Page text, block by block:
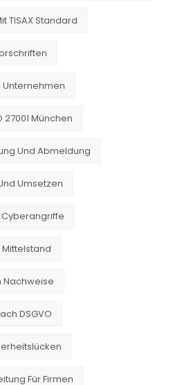
TISAX Standard
Unternehmen
München
Und Abmeldung
Umsetzen
Nachweise
DSGVO
Für Firmen